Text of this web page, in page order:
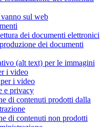
sul web
dei documenti elettronici
dei documenti
(alt text) per le immagini
i video
i video
e privacy
di contenuti prodotti dalla
di contenuti non prodotti